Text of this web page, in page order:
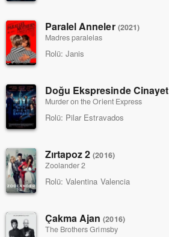
Paralel Anneler (2021)
Madres paralelas
Rolü: Janis
Doğu Ekspresinde Cinayet
Murder on the Orient Express
Rolü: Pilar Estravados
Zırtapoz 2(2016)
Zoolander 2
Rolü: Valentina Valencia
Çakma Ajan(2016)
The Brothers Grimsby